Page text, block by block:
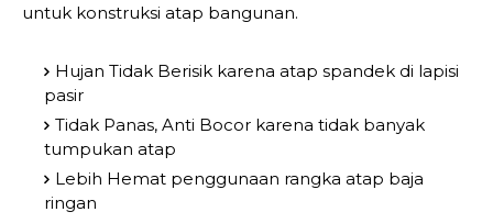
untuk konstruksi atap bangunan.
Hujan Tidak Berisik karena atap spandek di lapisi
pasir
Tidak Panas, Anti Bocor karena tidak banyak
tumpukan atap
Lebih Hemat penggunaan rangka atap baja
ringan